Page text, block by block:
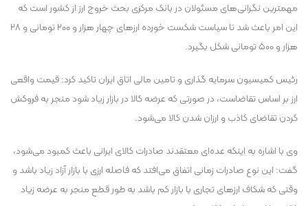
مهمترین نگرانی‌های مسئولان در بانک مرکزی بحث خروج ارز از کشور است که
این امر باعث شد تا سیاست شکست خورده ارز‌های چهار هزار و ۲۰۰ تومانی و ۲۸
هزار و ۵۰۰ تومانی شکل بگیرد.
رئیس کمیسیون سرمایه گذاری و تامین مالی اتاق ایران تاکید کرد: قیمت واقعی
ارز بر اساس تقاضاست، در صورتی که عرضه کالا در بازار زیاد شود منجر به فروکش
کردن تقاضای کاذب و ارزان شدن کالا می‌شود.
وی با اشاره به اینکه عده‌ای معتقدند صادرات کالای ایرانی باعث کمبود می‌شود،
گفت: این نوع صادرات زمانی اتفاق می‌افتد که فاصله ارزی با بازار آزاد زیاد باشد و
وقتی که شکاف ارز‌های تجاری با بازار کم باشد به طور قطع منجر به عرضه زیاد